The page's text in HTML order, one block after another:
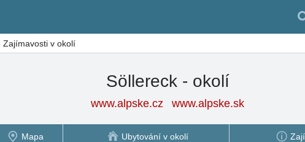
Zajímavosti v okolí
Söllereck - okolí
www.alpske.cz www.alpske.sk
Mapa Ubytování v okolí